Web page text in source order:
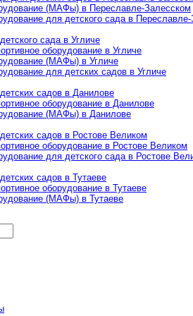
(МАФы) в Переславле-Залесском
для детского сада в
сада в Угличе
оборудование в Угличе
(МАФы) в Угличе
для детских садов в Угличе
садов в Данилове
оборудование в Данилове
(МАФы) в Данилове
садов в Ростове Великом
оборудование в Ростове Великом
для детского сада в Ростове
садов в Тутаеве
оборудование в Тутаеве
(МАФы) в Тутаеве